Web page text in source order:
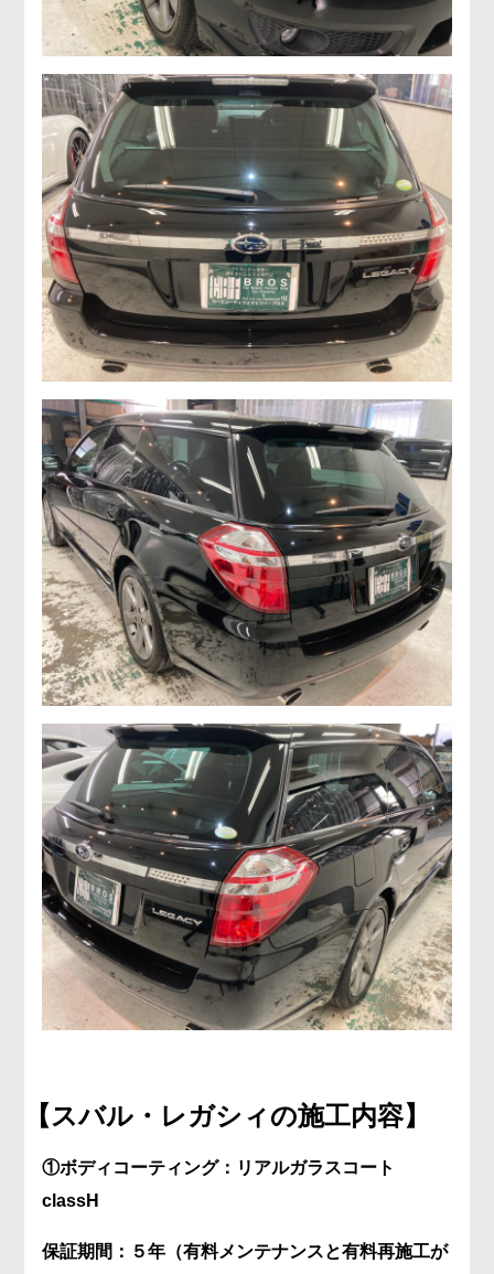
【スバル・レガシィの施工内容】
①ボディコーティング：リアルガラスコート
classH
保証期間：５年（有料メンテナンスと有料再施工が